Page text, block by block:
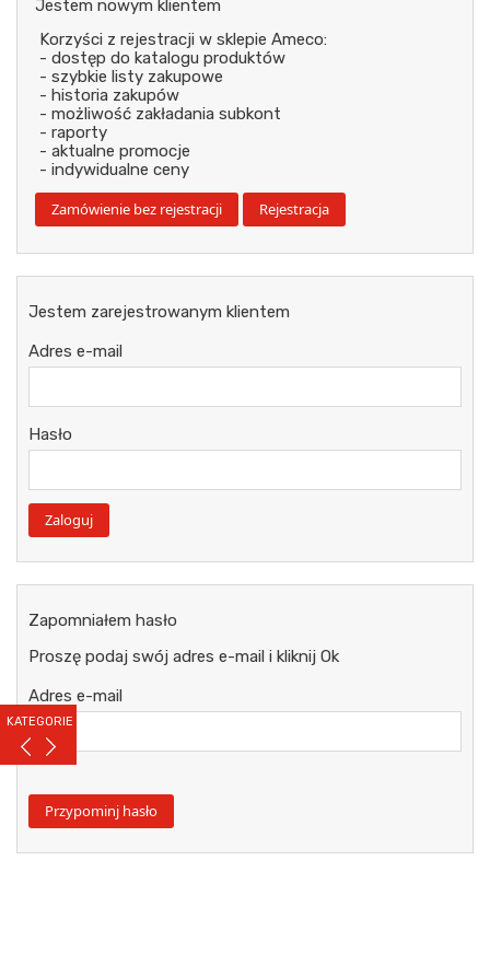
KATEGORIE
Jestem nowym klientem
Korzyści z rejestracji w sklepie Ameco:
- dostęp do katalogu produktów
- szybkie listy zakupowe
- historia zakupów
- możliwość zakładania subkont
- raporty
- aktualne promocje
- indywidualne ceny
Jestem zarejestrowanym klientem
Adres e-mail
Hasło
Zapomniałem hasło
Proszę podaj swój adres e-mail i kliknij Ok
Adres e-mail